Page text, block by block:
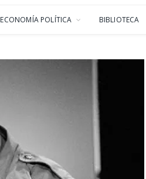
ECONOMÍA POLÍTICA BIBLIOTECA